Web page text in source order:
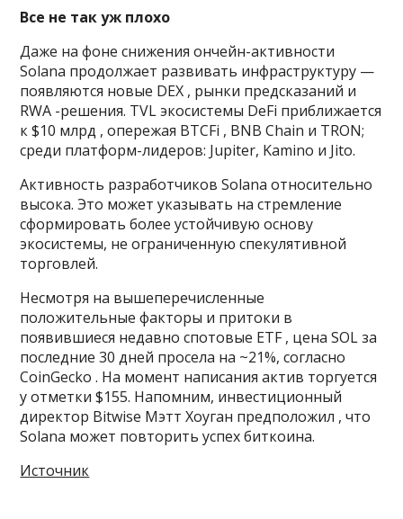
Все не так уж плохо
Даже на фоне снижения ончейн-активности
Solana продолжает развивать инфраструктуру —
появляются новые DEX , рынки предсказаний и
RWA -решения. TVL экосистемы DeFi приближается
к $10 млрд , опережая BTCFi , BNB Chain и TRON;
среди платформ-лидеров: Jupiter, Kamino и Jito.
Активность разработчиков Solana относительно
высока. Это может указывать на стремление
сформировать более устойчивую основу
экосистемы, не ограниченную спекулятивной
торговлей.
Несмотря на вышеперечисленные
положительные факторы и притоки в
появившиеся недавно спотовые ETF , цена SOL за
последние 30 дней просела на ~21%, согласно
CoinGecko . На момент написания актив торгуется
у отметки $155. Напомним, инвестиционный
директор Bitwise Мэтт Хоуган предположил , что
Solana может повторить успех биткоина.
Источник